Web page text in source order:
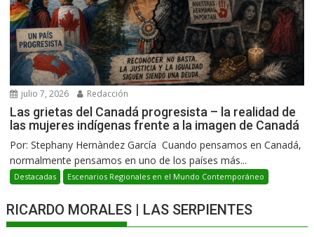
julio 7, 2026 Redacción
Las grietas del Canadá progresista – la realidad de
las mujeres indígenas frente a la imagen de Canadá
Por: Stephany Hernàndez García Cuando pensamos en Canadá,
normalmente pensamos en uno de los países más...
Destacadas Escenarios Regionales en el Mundo Contemporáneo
RICARDO MORALES | LAS SERPIENTES